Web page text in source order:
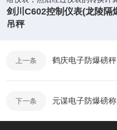
剑川C602控制仪表(龙陵隔
吊秤
上一条
下一条